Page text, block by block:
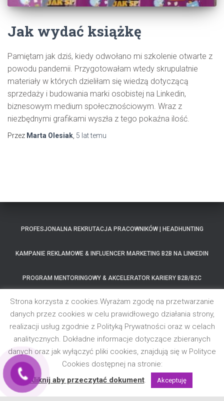
Jak wydać książkę
Pamiętam jak dziś, kiedy odwołano mi szkolenie otwarte z
powodu pandemii. Przygotowałam wtedy skrupulatnie
materiały w których dzieliłam się wiedzą dotyczącą
sprzedaży i budowania marki osobistej na Linkedin,
biznesowym medium społecznościowym. Wraz z
niezbędnymi grafikami wyszła z tego pokaźna ilość.
Przez Marta Olesiak 5 lattemu
PROFESJONALNA REKRUTACJA PRACOWNIKÓW | HEADHUNTING
KAMPANIE REKLAMOWE & INFLUENCER MARKETING B2B NA LINKEDIN
PROGRAM MENTORINGOWY & AKCELERATOR KARIERY B2B/B2C
MOC WOLNOŚCI – PROGRAM MENTORSKI
SZKOLENIA SPRZEDAŻOWE B2B & OPTYMALIZACJA PROCESÓW
HANDLOWYCH
KSIĄŻKI BIZNESOWE REFERENCJE
Hestia | Stworzone przezThemeIsle
Strona korzysta z cookies.Wyrażam zgodę na przetwarzanie
danych przez cookies w celu prawidłowego działania strony,
realizacji usług zgodnie z Polityką Prywatności oraz w celach
analitycznych. Dokładne informacje dotyczące zbieranych
danych oraz jak wyłączyć pliki cookies, znajdują się w Polityce
Cookies dostępnej na stronie:
Kliknij aby przeczytać dokument. Akceptuję